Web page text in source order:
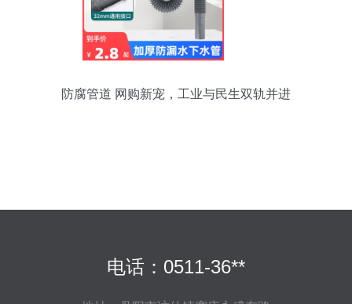
防腐管道 网购新宠，工业与民生双轨并进
电话：0511-36**